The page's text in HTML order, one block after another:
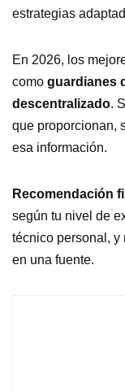
estrategias
En 2026, los
como guardianes
descentralizado.
que proporcionan,
esa información.
Recomendación
según tu nivel de
técnico personal, y
en una fuente.